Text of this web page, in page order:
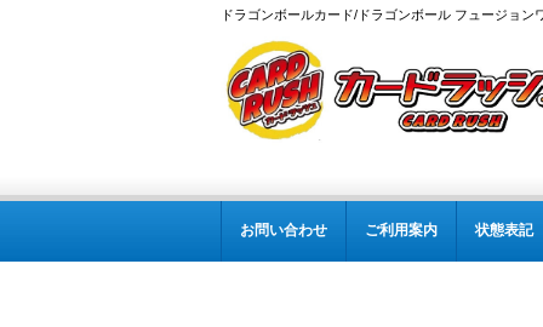
ドラゴンボールカード/ドラゴンボール フュージョン
お問い合わせ ご利用案内 状態表記